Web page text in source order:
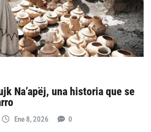
Na’apëj, una historia que se
Ene 8, 2026 0